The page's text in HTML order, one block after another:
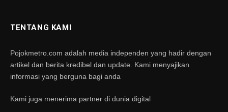
TENTANG KAMI
Pojokmetro.com adalah media independen yang hadir dengan
artikel dan berita kredibel dan update. Kami menyajikan
informasi yang berguna bagi anda
Kami juga menerima partner di dunia digital